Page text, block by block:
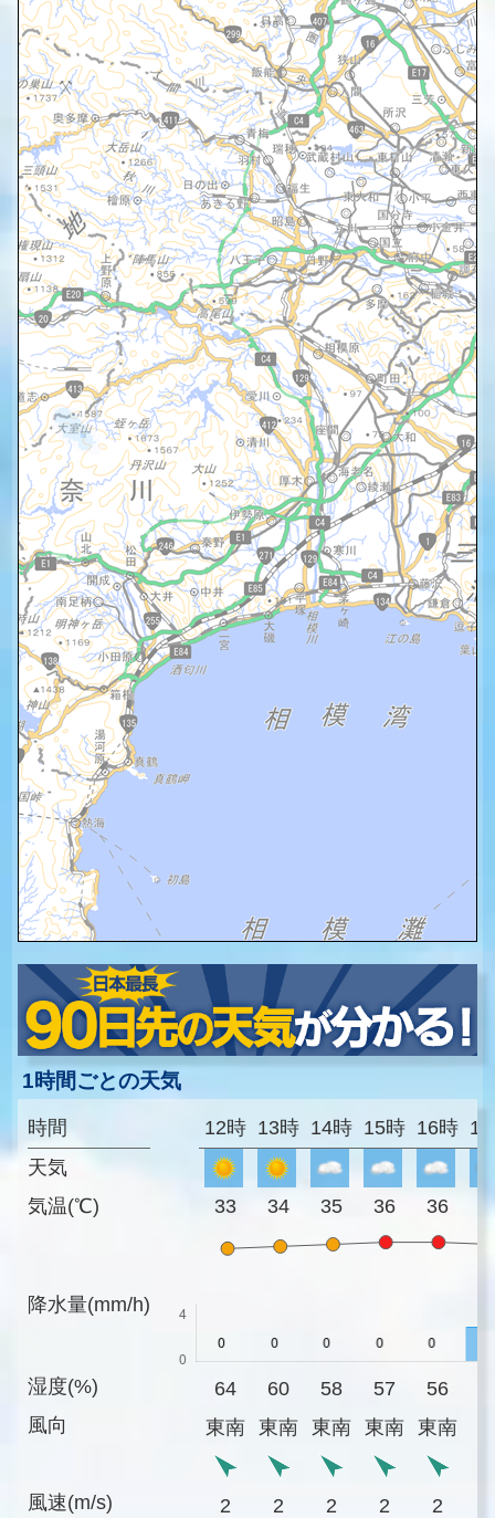
1時間ごとの天気
時間
天気
気温(℃)
降水量(mm/h)
湿度(%)
風向
風速(m/s)
12時 13時 14時 15時 16時
33 34 35 36 36
64 60 58 57 56
東南
東南 東南 東南 東南
2 2 2 2 2